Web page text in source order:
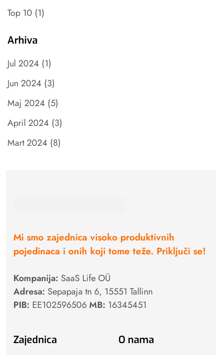
Top 10 (1)
Arhiva
Jul 2024 (1)
Jun 2024 (3)
Maj 2024 (5)
April 2024 (3)
Mart 2024 (8)
Mi smo zajednica visoko produktivnih
pojedinaca i onih koji tome teže. Priključi se!
Kompanija: SaaS Life OÜ
Adresa: Sepapaja tn 6, 15551 Tallinn
PIB: EE102596506MB: 16345451
Zajednica O nama